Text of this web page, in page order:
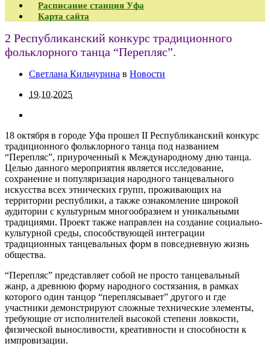
Расписание станция Уфа
Карта сайта
2 Республиканский конкурс традиционного
фольклорного танца “Перепляс”.
Светлана Кильчурина в Новости
19.10.2025
18 октября в городе Уфа прошел II Республиканский конкурс
традиционного фольклорного танца под названием
“Перепляс”, приуроченный к Международному дню танца.
Целью данного мероприятия является исследование,
сохранение и популяризация народного танцевального
искусства всех этнических групп, проживающих на
территории республики, а также ознакомление широкой
аудитории с культурным многообразием и уникальными
традициями. Проект также направлен на создание социально-
культурной среды, способствующей интеграции
традиционных танцевальных форм в повседневную жизнь
общества.
“Перепляс” представляет собой не просто танцевальный
жанр, а древнюю форму народного состязания, в рамках
которого один танцор “переплясывает” другого и где
участники демонстрируют сложные технические элементы,
требующие от исполнителей высокой степени ловкости,
физической выносливости, креативности и способности к
импровизации.